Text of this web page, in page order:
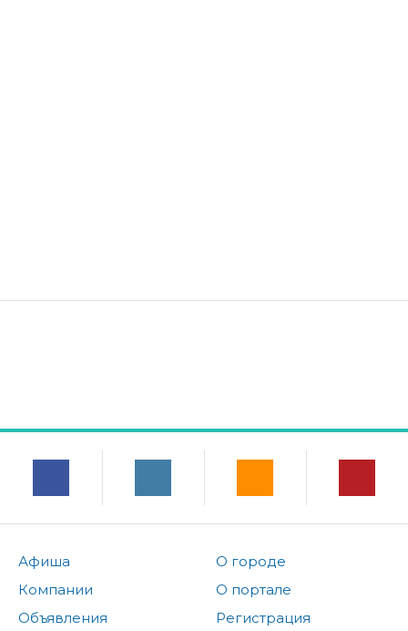
Афиша
Компании
Объявления
О городе
О портале
Регистрация